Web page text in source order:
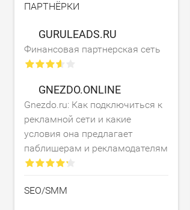
ПАРТНЁРКИ
GURULEADS.RU
Финансовая партнерская сеть
GNEZDO.ONLINE
Gnezdo.ru: Как подключиться к
рекламной сети и какие
условия она предлагает
паблишерам и рекламодателям
SEO/SMM